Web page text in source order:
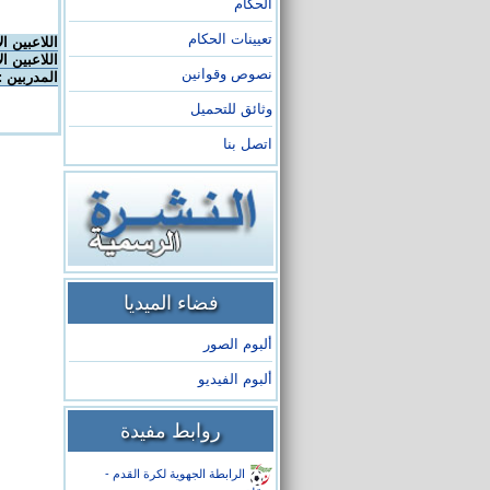
الحكام
تعيينات الحكام
نصوص وقوانين
وثائق للتحميل
اتصل بنا
فضاء الميديا
ألبوم الصور
ألبوم الفيديو
روابط مفيدة
الرابطة الجهوية لكرة القدم -
اللاعبين
اللاعبين
المدربين :